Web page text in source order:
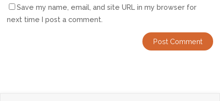
Save my name, email, and site URL in my browser for
next time I post a comment.